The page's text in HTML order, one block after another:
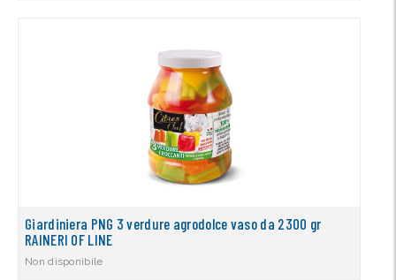
Giardiniera PNG 3 verdure agrodolce vaso da 2300 gr
RAINERI OF LINE
Non disponibile